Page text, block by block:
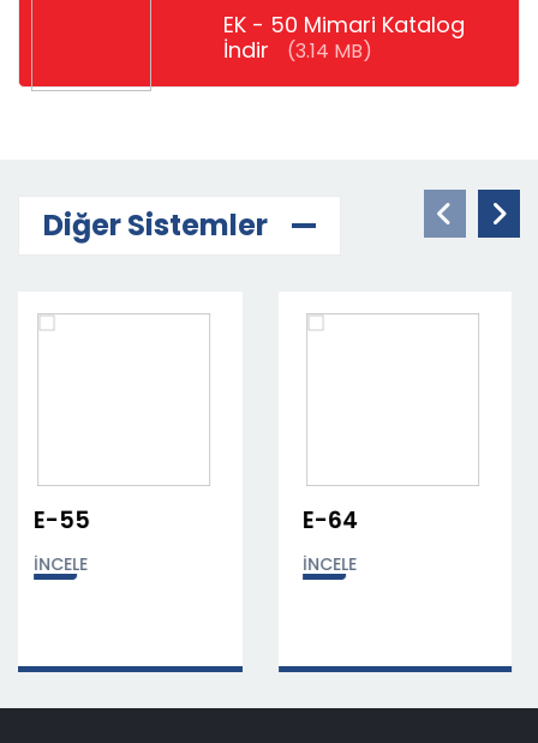
EK - 50 Mimari Katalog
İndir
(3.14 MB)
Diğer Sistemler